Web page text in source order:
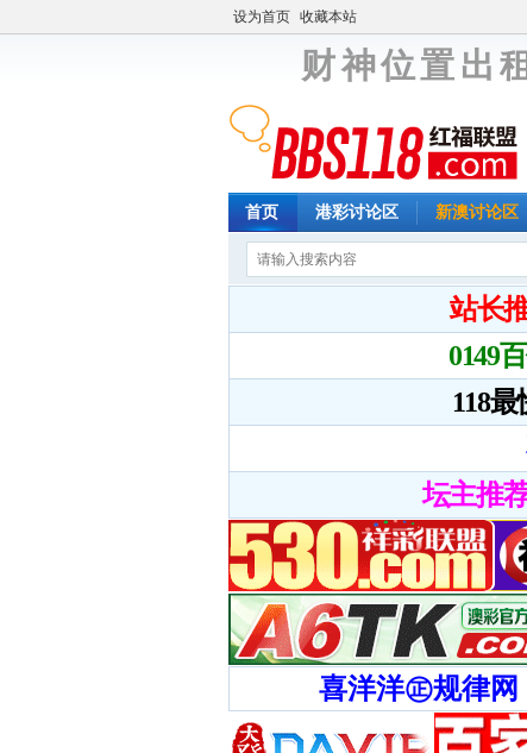
设为首页 收藏本站
财 神 位 置 出 租
首页 港彩讨论区 新澳讨论区